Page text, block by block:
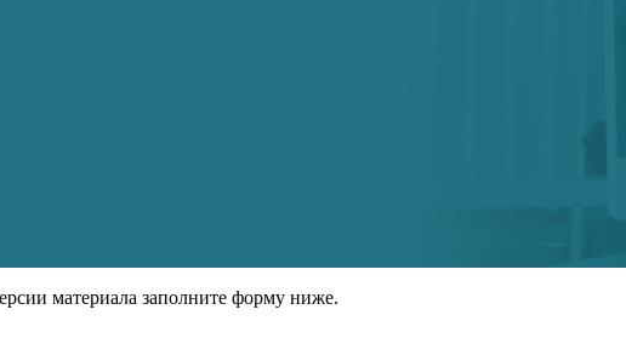
материала заполните форму ниже.